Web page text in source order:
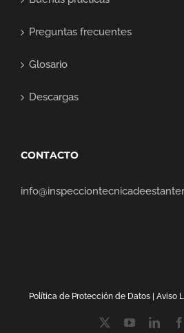
Preguntas frecuentes
Glosario
Descargas
CONTACTO
Política de Protección de Datos | Aviso
YouTube